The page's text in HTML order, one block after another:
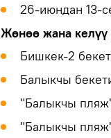
26-июндан 13-
Жөнөө жана келүү
Бишкек-2
Балыкчы
"Балыкчы пляж"
"Балыкчы